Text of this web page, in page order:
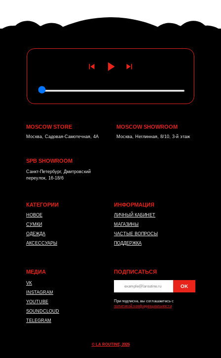
MOSCOW STORE
Москва, Садовая-Самотечная, 4А
MOSCOW SHOWROOM
Москва, Неглинная, 8/10, 3-й этаж
SPB SHOWROOM
Санкт-Петербург, Дмитровский
переулок, 16-18/6
КАТЕГОРИИ
НОВОЕ
СУМКИ
ОДЕЖДА
АКСЕССУАРЫ
ЛИЧНЫЙ КАБИНЕТ
МАГАЗИНЫ
ЧАСТЫЕ ВОПРОСЫ
ПОДДЕРЖКА
ИНФОРМАЦИЯ
VK
INSTAGRAM
YOUTUBE
SOUNDCLOUD
TELEGRAM
При подписке, вы соглашаетесь с
политикой конфиденциальности
МЕДИА ПОДПИСАТЬСЯ
OK
© LA ROUTINE, 2026
*